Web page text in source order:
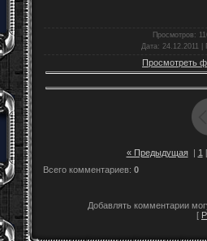
Просмотров:
Дата : 24.12.2011 |
Просмотреть
« Предыдущая| 1 [
Всего комментариев: 0
Добавлять комментарии
[